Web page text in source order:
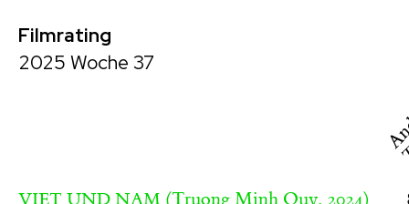
Filmrating
2025 Woche 37
VIET UND NAM (Truong Minh Quy, 2024)